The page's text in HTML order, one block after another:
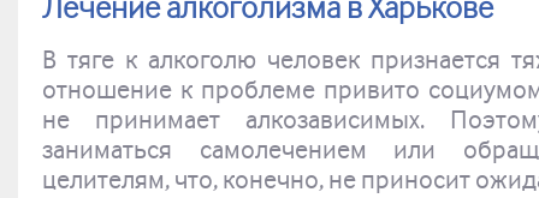
Лечение алкоголизма в Харькове
В тяге к алкоголю человек признается
отношение к проблеме привито
не принимает алкозависимых.
заниматься самолечением или
целителям, что, конечно, не приносит